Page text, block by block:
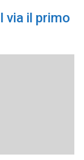
via il primo